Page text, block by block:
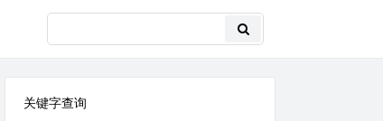
关键字查询